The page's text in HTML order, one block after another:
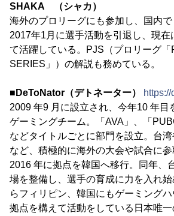
SHAKA （シャカ）
海外のプロリーグにも参加し、国内で
2017年1月に選手活動を引退し、現在
て活躍している。PJS（プロリーグ「
SERIES」）の解説も務めている。
■DeToNator（デトネーター）
2009 年9 月に設立され、今年10 年目
ゲーミングチーム。「AVA」、「
などタイトルごとに部門を設立。台
など、積極的に海外の大会や試合に参
2016 年に拠点を韓国へ移行。同年、
場を整備し、選手の育成に力を入れ
らフィリピン、韓国にもゲーミング
拠点を構えて活動をしている日本唯